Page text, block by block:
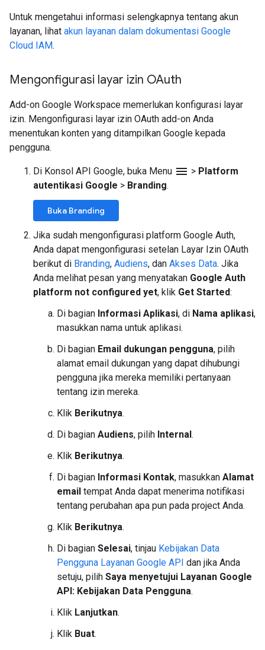
Untuk mengetahui informasi selengkapnya tentang akun
layanan, lihat akun layanan dalam dokumentasi Google
Cloud IAM.
Mengonfigurasi layar izin OAuth
Add-on Google Workspace memerlukan konfigurasi layar
izin. Mengonfigurasi layar izin OAuth add-on Anda
menentukan konten yang ditampilkan Google kepada
pengguna.
Di Konsol API Google, buka Menu menu > Platform
autentikasi Google > Branding.
Buka Branding
Jika sudah mengonfigurasi platform Google Auth,
Anda dapat mengonfigurasi setelan Layar Izin OAuth
berikut di Branding, Audiens, dan Akses Data. Jika
Anda melihat pesan yang menyatakan Google Auth
platform not configured yet, klik Get Started:
Di bagian Informasi Aplikasi, di Nama aplikasi,
masukkan nama untuk aplikasi.
Di bagian Email dukungan pengguna, pilih
alamat email dukungan yang dapat dihubungi
pengguna jika mereka memiliki pertanyaan
tentang izin mereka.
Klik Berikutnya.
Di bagian Audiens, pilih Internal .
Klik Berikutnya.
Di bagian Informasi Kontak, masukkan Alamat
email tempat Anda dapat menerima notifikasi
tentang perubahan apa pun pada project Anda.
Klik Berikutnya.
Di bagian Selesai, tinjau Kebijakan Data
Pengguna Layanan Google API dan jika Anda
setuju, pilih Saya menyetujui Layanan Google
API: Kebijakan Data Pengguna.
Klik Lanjutkan.
Klik Buat.